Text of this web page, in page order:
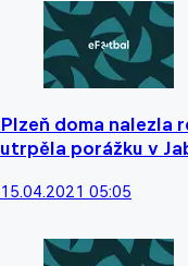
Plzeň doma nalezla
utrpěla porážku v
15.04.2021 05:05